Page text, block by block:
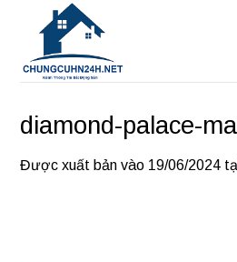
dung
diamond-palace-
Được xuất bản vào 19/06/2024